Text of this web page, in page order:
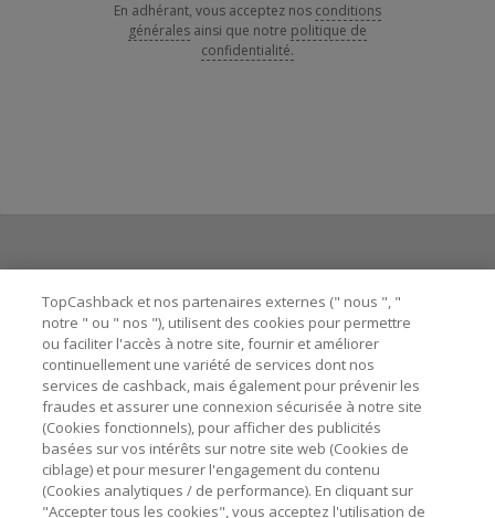
En adhérant, vous acceptez nos conditions
générales ainsi que notre politique de
confidentialité.
Besoin d'aide ?
Astuces pour économiser
A propos de
Contactez-nous
TopCashback et nos partenaires externes (" nous ", "
notre " ou " nos "), utilisent des cookies pour permettre
ou faciliter l'accès à notre site, fournir et améliorer
continuellement une variété de services dont nos
services de cashback, mais également pour prévenir les
fraudes et assurer une connexion sécurisée à notre site
(Cookies fonctionnels), pour afficher des publicités
basées sur vos intérêts sur notre site web (Cookies de
ciblage) et pour mesurer l'engagement du contenu
(Cookies analytiques / de performance). En cliquant sur
"Accepter tous les cookies", vous acceptez l'utilisation de